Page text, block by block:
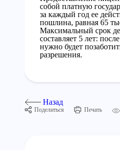
собой платную
за каждый год ее
пошлина, равная 65
Максимальный срок
составляет 5 лет:
нужно будет
разрешения.
Назад
Поделиться Печать